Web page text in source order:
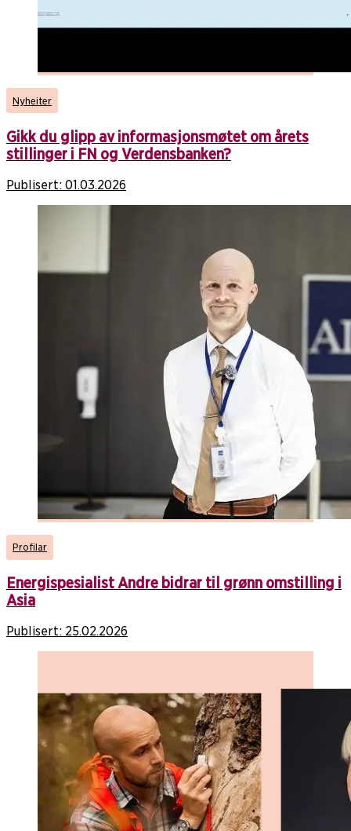
Nyheiter
Gikk du glipp av informasjonsmøtet om årets
stillinger i FN og Verdensbanken?
Publisert: 01.03.2026
Profilar
Energispesialist Andre bidrar til grønn omstilling i
Asia
Publisert: 25.02.2026